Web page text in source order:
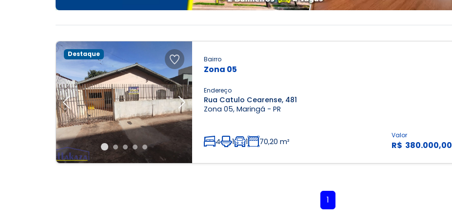
Previous Next
Destaque
Bairro
Zona 05
Endereço
Rua Catulo Cearense, 481
Zona 05, Maringá - PR
4 1 1 70,20 m²
Valor
R$ 380.000,00
1